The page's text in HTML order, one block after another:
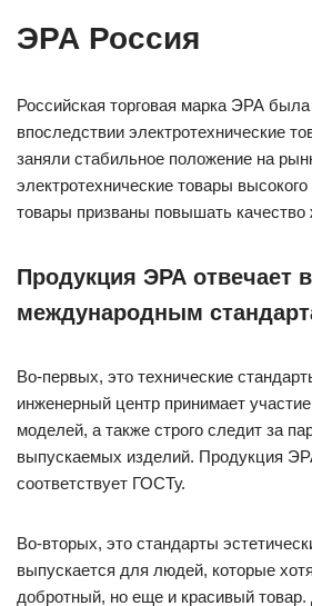
ЭРА Россия
Российская торговая марка ЭРА была
впоследствии электротехнические
заняли стабильное положение на
электротехнические товары
товары призваны повышать
Продукция ЭРА отвечает
международным
Во-первых, это технические
инженерный центр принимает
моделей, а также строго следит за
выпускаемых изделий. Продукция
соответствует ГОСТу.
Во-вторых, это стандарты
выпускается для людей, которые
добротный, но еще и красивый